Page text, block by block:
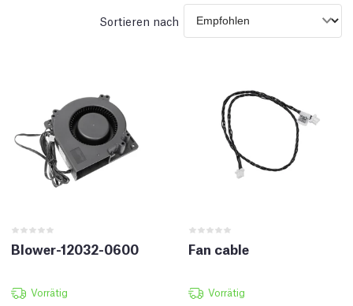
Sortieren nach
Blower-12032-0600
Vorrätig
Fan cable
Vorrätig